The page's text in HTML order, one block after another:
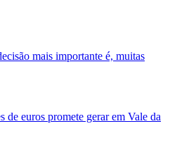
mais importante é, muitas
de euros promete gerar em Vale da